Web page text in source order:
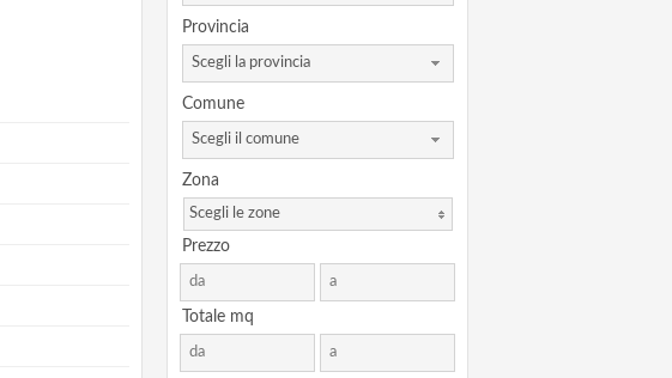
Provincia
Scegli la provincia
Comune
Scegli il comune
Zona
Scegli le zone
Prezzo
Totale mq